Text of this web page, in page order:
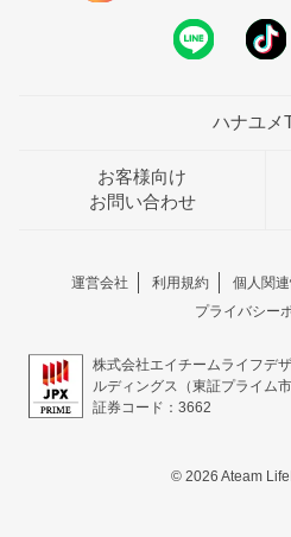
ハナユメ
お客様向け
お問い合わせ
運営会社 利用規約
個人関
プライバシー
株式会社エイチームライフデ
ルディングス（東証プライム
証券コード：3662
© 2026 Ateam